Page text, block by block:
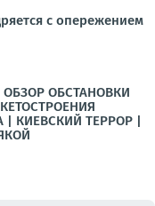
с опережением
ОБСТАНОВКИ
| КИЕВСКИЙ ТЕРРОР |